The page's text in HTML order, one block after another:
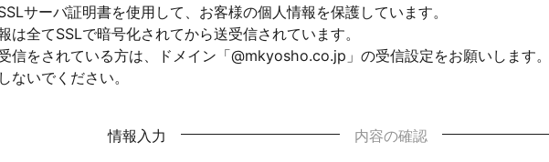
サーバ証明書を使用して、お客様の個人情報を保護しています。
は全てSSLで暗号化されてから送受信されています。
信をされている方は、ドメイン「@mkyosho.co.jp」の受信設定をお願いします。
ないでください。
情報入力 内容の確認